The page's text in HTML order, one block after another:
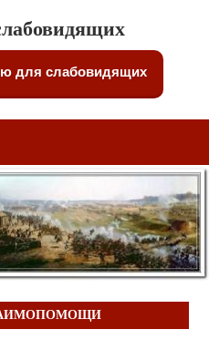
для слабовидящих